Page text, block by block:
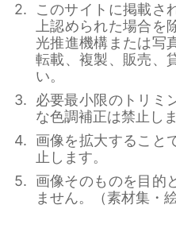
このサイトに掲載さ
上認められた場合を
光推進機構または写
転載、複製、販売、
い。
必要最小限のトリミ
な色調補正は禁止しま
画像を拡大すること
止します。
画像そのものを目的
ません。（素材集・